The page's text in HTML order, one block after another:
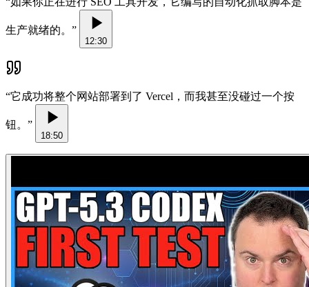
生产就绪的。 ”
12:30
“它成功将整个网站部署到了 Vercel，而我甚至没碰过一个按
钮。 ”
18:50